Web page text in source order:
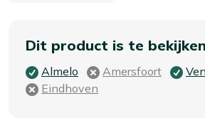
Dit product is te
Almelo Amersfoort
Eindhoven